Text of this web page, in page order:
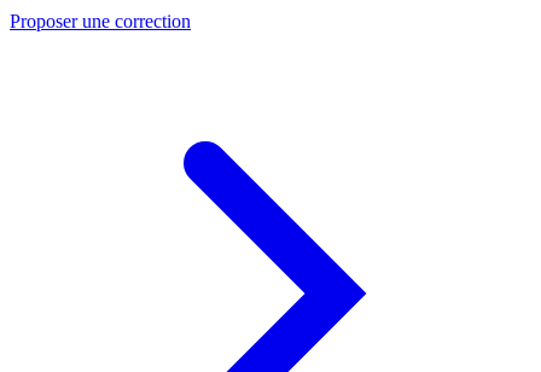
Proposer une correction